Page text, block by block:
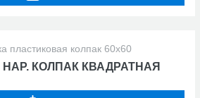
НАР. КОЛПАК КВАДРАТНАЯ